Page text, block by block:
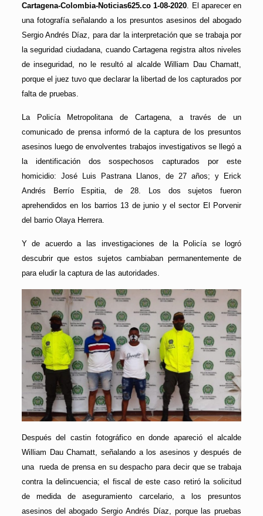
Cartagena-Colombia-Noticias625.co 1-08-2020 . El aparecer en
una fotografía señalando a los presuntos asesinos del abogado
Sergio Andrés Díaz, para dar la interpretación que se trabaja por
la seguridad ciudadana, cuando Cartagena registra altos niveles
de inseguridad, no le resultó al alcalde William Dau Chamatt,
porque el juez tuvo que declarar la libertad de los capturados por
falta de pruebas.
La Policía Metropolitana de Cartagena, a través de un
comunicado de prensa informó de la captura de los presuntos
asesinos luego de envolventes trabajos investigativos se llegó a
la identificación dos sospechosos capturados por este
homicidio: José Luis Pastrana Llanos, de 27 años; y Erick
Andrés Berrío Espitia, de 28. Los dos sujetos fueron
aprehendidos en los barrios 13 de junio y el sector El Porvenir
del barrio Olaya Herrera.
Y de acuerdo a las investigaciones de la Policía se logró
descubrir que estos sujetos cambiaban permanentemente de
para eludir la captura de las autoridades.
Después del castin fotográfico en donde apareció el alcalde
William Dau Chamatt, señalando a los asesinos y después de
una rueda de prensa en su despacho para decir que se trabaja
contra la delincuencia; el fiscal de este caso retiró la solicitud
de medida de aseguramiento carcelario, a los presuntos
asesinos del abogado Sergio Andrés Díaz, porque las pruebas